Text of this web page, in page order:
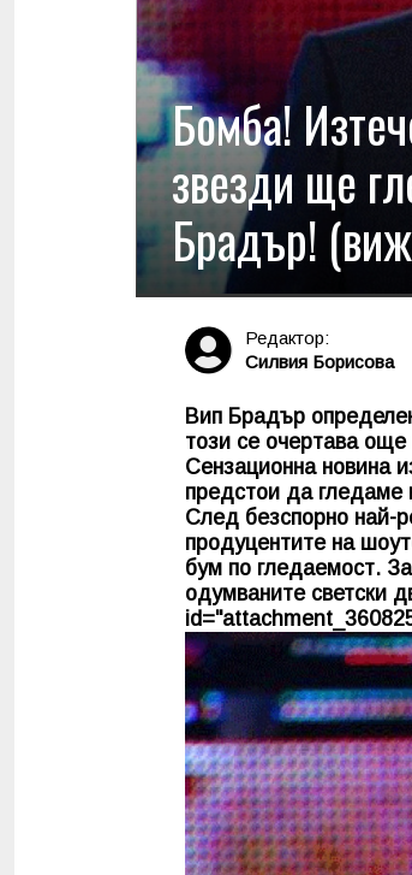
Бомба!
звезди ще
Брадър!
Редактор:
Силвия Борисова
Вип Брадър
този се очертава още
Сензационна новина
предстои да гледаме
След безспорно най-
продуцентите на
бум по гледаемост.
одумваните светски